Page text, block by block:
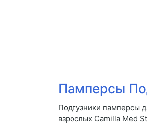
Памперсы
Подгузники памперсы
взрослых Camilla Med